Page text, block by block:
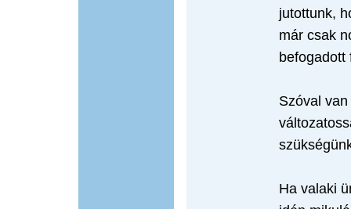
jutottunk,
már csak
befogadott
Szóval
Ha valaki